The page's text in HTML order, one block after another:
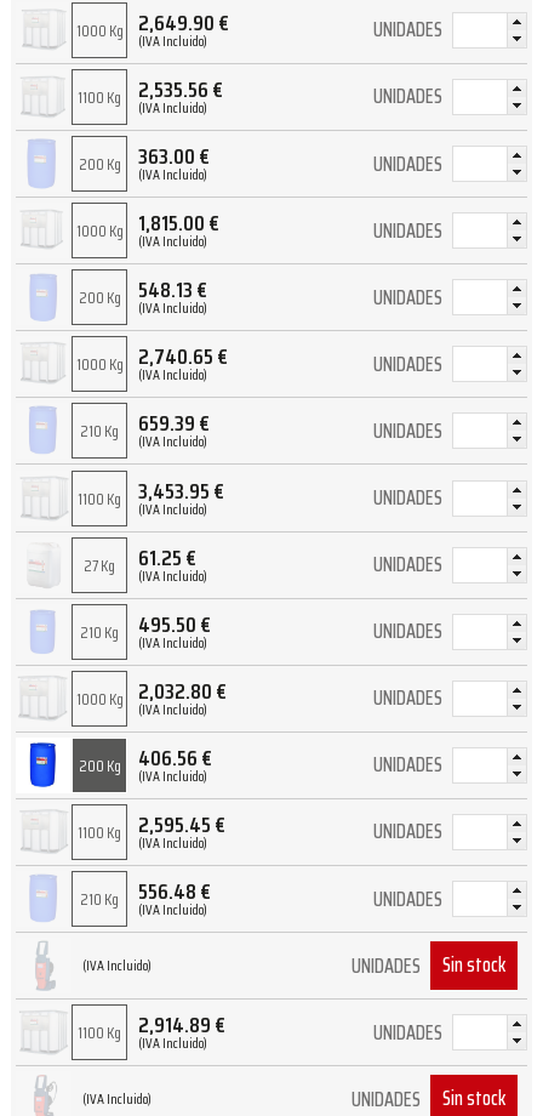
1000 Kg 2,649.90€
(IVA Incluido) UNIDADES
1100 Kg 2,535.56€
(IVA Incluido) UNIDADES
200 Kg 363.00€
(IVA Incluido) UNIDADES
1000 Kg 1,815.00€
(IVA Incluido) UNIDADES
200 Kg 548.13€
(IVA Incluido) UNIDADES
1000 Kg 2,740.65€
(IVA Incluido) UNIDADES
210 Kg 659.39€
(IVA Incluido) UNIDADES
1100 Kg 3,453.95€
(IVA Incluido) UNIDADES
27 Kg 61.25€
(IVA Incluido) UNIDADES
210 Kg 495.50€
(IVA Incluido) UNIDADES
1000 Kg 2,032.80€
(IVA Incluido) UNIDADES
200 Kg 406.56€
(IVA Incluido) UNIDADES
1100 Kg 2,595.45€
(IVA Incluido) UNIDADES
210 Kg 556.48€
(IVA Incluido) UNIDADES
(IVA Incluido) UNIDADES Sin stock
1100 Kg 2,914.89€
(IVA Incluido) UNIDADES
(IVA Incluido) UNIDADES Sin stock